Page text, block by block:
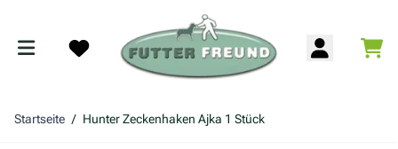
Startseite / Hunter Zeckenhaken Ajka 1 Stück